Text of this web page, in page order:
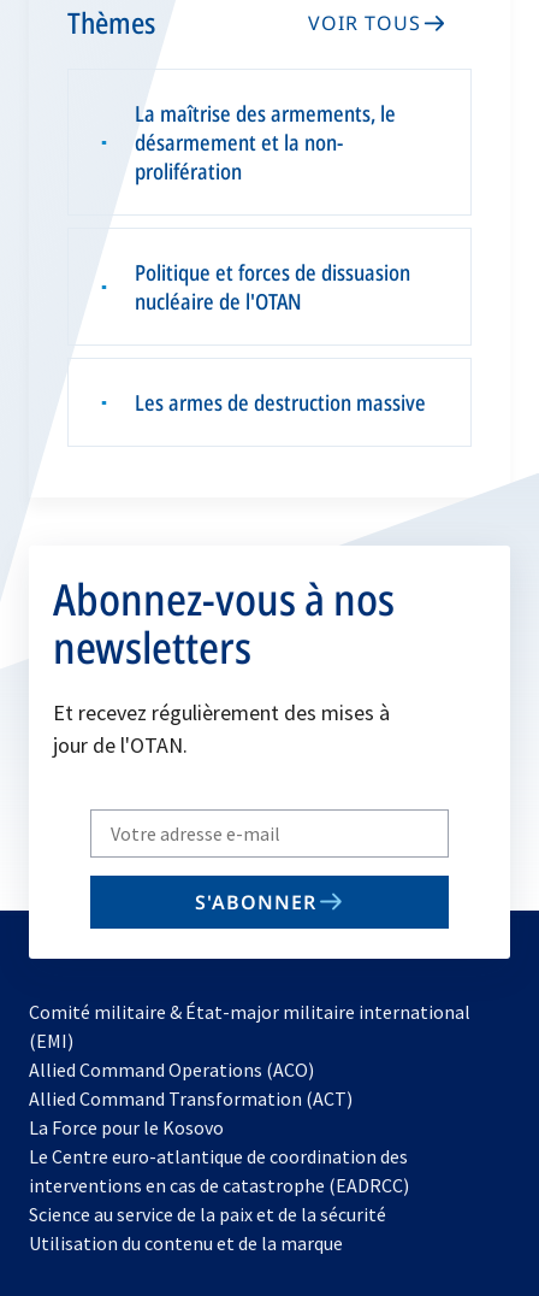
Thèmes VOIR TOUS
▪
La maîtrise des armements, le
désarmement et la non-
prolifération
▪
Politique et forces de dissuasion
nucléaire de l'OTAN
▪ Les armes de destruction massive
Abonnez-vous à nos
newsletters
Et recevez régulièrement des mises à
jour de l'OTAN.
Write
your
email
S'ABONNER
Comité militaire & État-major militaire international
(EMI)
Allied Command Operations (ACO)
dans
nouvel
onglet
Allied Command Transformation (ACT)
La Force pour le Kosovo
dans
un
nouvel
onglet
Le Centre euro-atlantique de coordination des
interventions en cas de catastrophe (EADRCC)
Science au service de la paix et de la sécurité
Utilisation du contenu et de la marque